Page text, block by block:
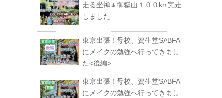
走る坐禅🧘御嶽山１００km完走
しました
東京出張！母校、資生堂SABFA
にメイクの勉強へ行ってきまし
た<後編>
東京出張！母校、資生堂SABFA
にメイクの勉強へ行ってきまし